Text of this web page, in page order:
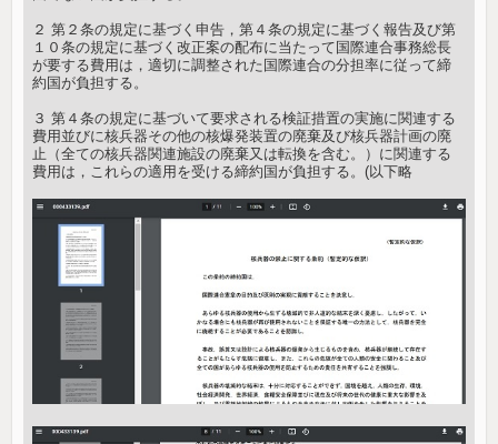
２ 第２条の規定に基づく申告，第４条の規定に基づく報告及び第
１０条の規定に基づく改正案の配布に当たって国際連合事務総長
が要する費用は，適切に調整された国際連合の分担率に従って締
約国が負担する。
３ 第４条の規定に基づいて要求される検証措置の実施に関連する
費用並びに核兵器その他の核爆発装置の廃棄及び核兵器計画の廃
止（全ての核兵器関連施設の廃棄又は転換を含む。）に関連する
費用は，これらの適用を受ける締約国が負担する。(以下略